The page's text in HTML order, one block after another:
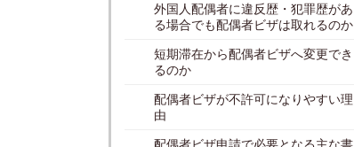
外国人配偶者に違反歴・犯罪歴があ
る場合でも配偶者ビザは取れるのか
短期滞在から配偶者ビザへ変更でき
るのか
配偶者ビザが不許可になりやすい理
由